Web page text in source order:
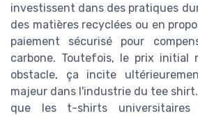
investissent dans des pratiques
des matières recyclées ou en
paiement sécurisé pour
carbone. Toutefois, le prix initial
obstacle, ça incite
majeur dans l'industrie du tee
que les t-shirts universitaires